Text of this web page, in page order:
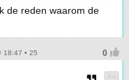
de reden waarom de
18:47 • 25